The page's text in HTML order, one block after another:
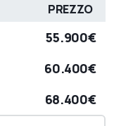
PREZZO
55.900€
60.400€
68.400€